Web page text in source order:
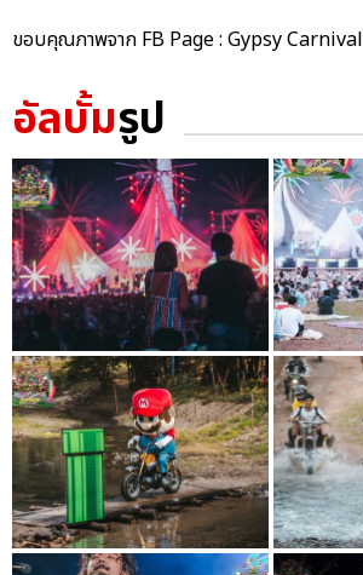
ขอบคุณภาพจาก FB Page : Gypsy Carnival
อัลบั้มรูป